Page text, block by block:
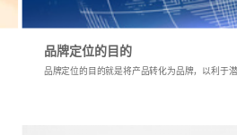
品牌定位的目的
品牌定位的目的就是将产品转化为品牌，以利于潜